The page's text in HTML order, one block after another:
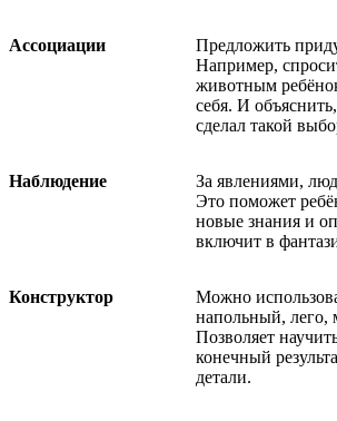
Ассоциации
Предложить
Например,
животным
себя. И
сделал такой
Наблюдение
За явлениями,
Это поможет
новые знания и
включит в
Конструктор
Можно
напольный, лего,
Позволяет
конечный
детали.